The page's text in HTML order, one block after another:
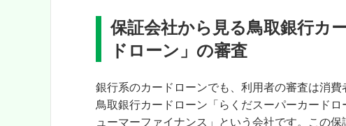
保証会社から見る鳥取銀行カ
ドローン」の審査
銀行系のカードローンでも、利用者の審査は消
鳥取銀行カードローン「らくだスーパーカード
ューマーファイナンス」という会社です。この